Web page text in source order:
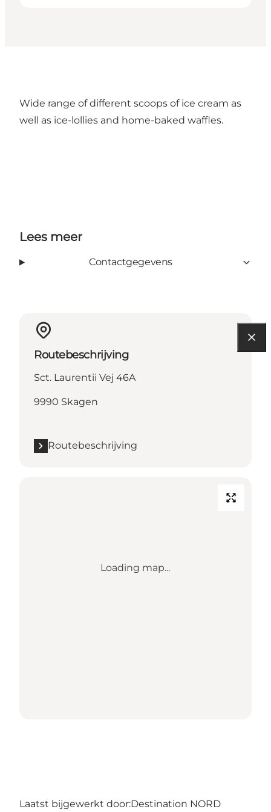
Wide range of different scoops of ice cream as
well as ice-lollies and home-baked waffles.
Lees meer
Contactgegevens
Routebeschrijving
Sct. Laurentii Vej 46A
9990 Skagen
Routebeschrijving
Loading map...
Laatst bijgewerkt door:Destination NORD